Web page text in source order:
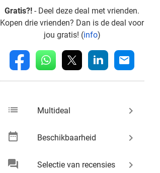
Gratis?! - Deel deze deal met vrienden.
Kopen drie vrienden? Dan is de deal voor
jou gratis! (info)
fb whatsapp linkedin mail
list Multideal keyboard_arrow_right
date_range Beschikbaarheid keyboard_arrow_right
chat Selectie van recensies keyboard_arrow_right